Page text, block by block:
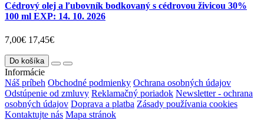
Cédrový olej a ľubovník bodkovaný s cédrovou živicou 30%
100 ml EXP: 14. 10. 2026
7,00€ 17,45€
Do košíka
Informácie
Náš príbeh Obchodné podmienky Ochrana osobných údajov
Odstúpenie od zmluvy Reklamačný poriadok Newsletter - ochrana
osobných údajov Doprava a platba Zásady používania cookies
Kontaktujte nás Mapa stránok